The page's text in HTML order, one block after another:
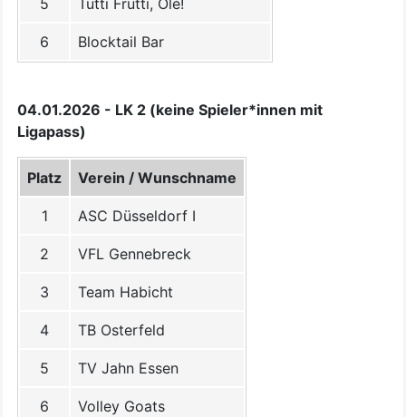
5 Tutti Frutti, Olé!
6 Blocktail Bar
04.01.2026 - LK 2 (keine Spieler*innen mit
Ligapass)
Platz Verein / Wunschname
1 ASC Düsseldorf I
2 VFL Gennebreck
3 Team Habicht
4 TB Osterfeld
5 TV Jahn Essen
6 Volley Goats